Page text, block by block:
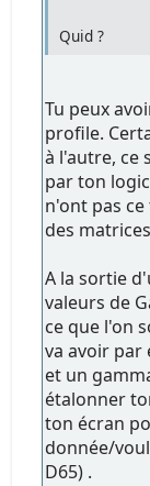
Quid ?
Tu peux
profile.
à l'autre, ce
par ton
n'ont pas
des
A la sortie
valeurs de
ce que l'on
va avoir par
et un
étalonner
ton écran
donnée/
D65) .